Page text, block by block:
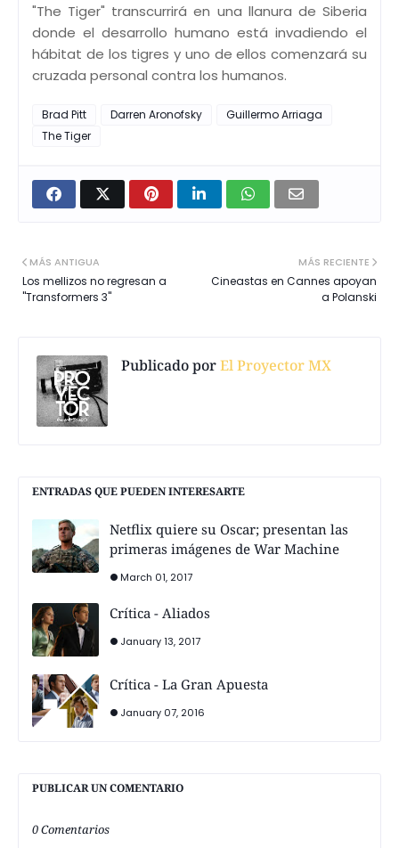
"The Tiger" transcurrirá en una llanura de Siberia
donde el desarrollo humano está invadiendo el
hábitat de los tigres y uno de ellos comenzará su
cruzada personal contra los humanos.
Brad Pitt Darren Aronofsky
Guillermo Arriaga
The Tiger
MÁS RECIENTE
Cineastas en Cannes apoyan
a Polanski
MÁS ANTIGUA
Los mellizos no regresan a
"Transformers 3"
Publicado porEl Proyector MX
ENTRADAS QUE PUEDEN INTERESARTE
Netflix quiere su Oscar; presentan las
primeras imágenes de War Machine
March 01, 2017
Crítica - Aliados
January 13, 2017
Crítica - La Gran Apuesta
January 07, 2016
PUBLICAR UN COMENTARIO
0 Comentarios